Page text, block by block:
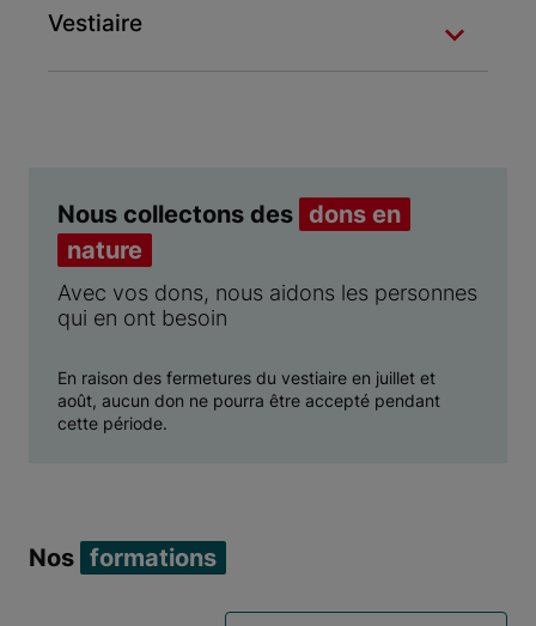
Vestiaire
Nous collectons des dons en
nature
Avec vos dons, nous aidons les personnes
qui en ont besoin
En raison des fermetures du vestiaire en juillet et
août, aucun don ne pourra être accepté pendant
cette période.
Nos formations